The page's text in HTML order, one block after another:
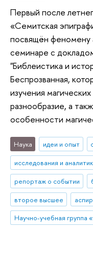
Первый после
«Семитская
посвящён феномену
семинаре с
"Библеистика и
Беспрозванная,
изучения
разнообразие, а
особенности
Наука идеи и опыт
исследования и
репортаж о событии
второе высшее